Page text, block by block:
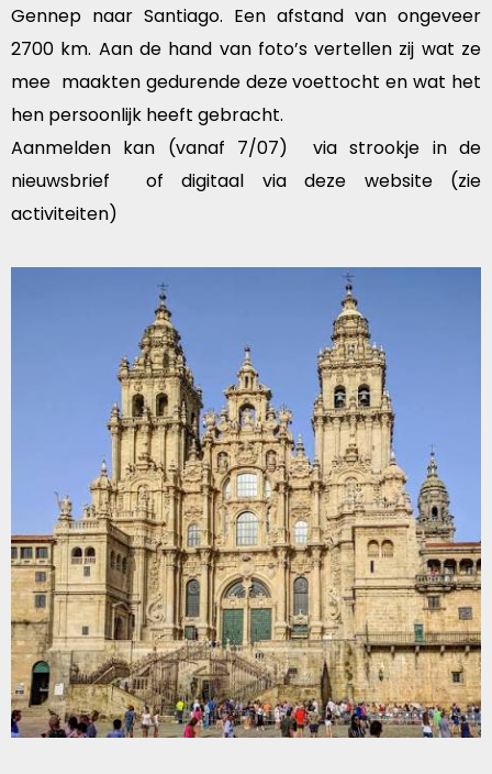
Gennep naar Santiago. Een afstand van ongeveer
2700 km. Aan de hand van foto’s vertellen zij wat ze
mee maakten gedurende deze voettocht en wat het
hen persoonlijk heeft gebracht.
Aanmelden kan (vanaf 7/07) via strookje in de
nieuwsbrief of digitaal via deze website (zie
activiteiten)